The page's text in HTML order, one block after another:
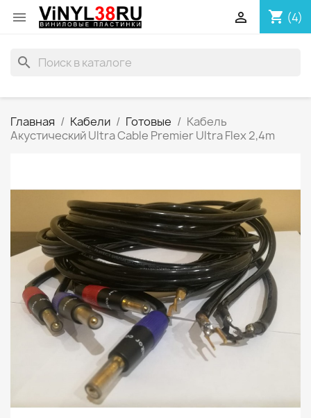
 shopping_cart (4)

search
Главная Кабели Готовые
Кабель
Акустический Ultra Cable Premier Ultra Flex 2,4m